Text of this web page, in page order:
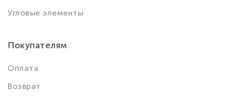
Угловые элементы
Покупателям
Оплата
Возврат